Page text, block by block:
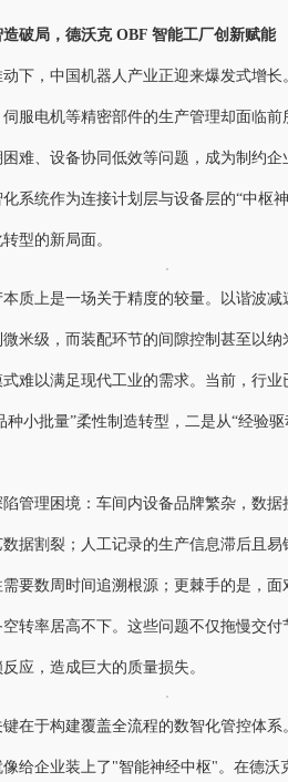
破局，德沃克 OBF 智能工厂创新赋能
下，中国机器人产业正迎来爆发式增
伺服电机等精密部件的生产管理却面临
难、设备协同低效等问题，成为制约
系统作为连接计划层与设备层的“中枢
型的新局面。
质上是一场关于精度的较量。以谐波
米级，而装配环节的间隙控制甚至以
难以满足现代工业的需求。当前，行
种小批量”柔性制造转型，二是从“经验驱
管理困境：车间内设备品牌繁杂，数据
据割裂；人工记录的生产信息滞后且
要数周时间追溯根源；更棘手的是，
转率居高不下。这些问题不仅拖慢交
应，造成巨大的质量损失。
在于构建覆盖全流程的数智化管控体系
给企业装上了"智能神经中枢"。在德沃